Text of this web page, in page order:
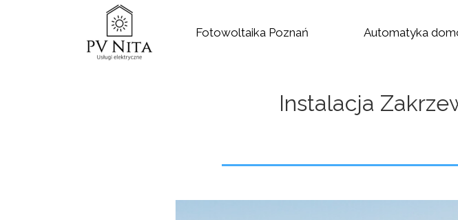
Fotowoltaika Poznań Automatyka
Instalacja